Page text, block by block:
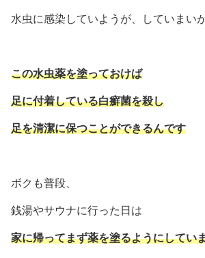
水虫に感染していようが、していまい
この水虫薬を塗っておけば
足に付着している白癬菌を殺し
足を清潔に保つことができるんです
ボクも普段、
銭湯やサウナに行った日は
家に帰ってまず薬を塗るようにしてい